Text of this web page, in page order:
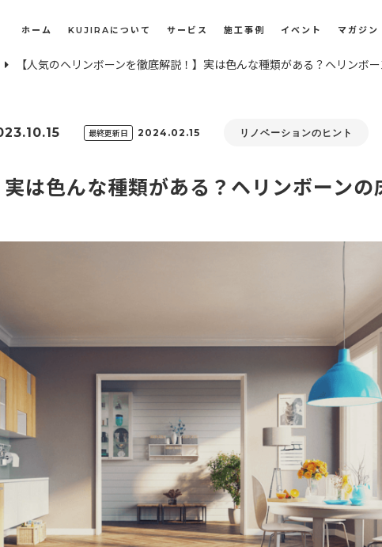
ホーム KUJIRAについて サービス 施工事例 イベント マガジン
【人気のヘリンボーンを徹底解説！】実は色んな種類がある？ヘリンボ
最終更新日 2024.02.15 リノベーションのヒント
は色んな種類がある？ヘリンボーン